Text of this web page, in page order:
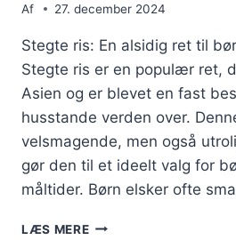
Af 27. december 2024
Stegte ris: En alsidig ret til
Stegte ris er en populær ret,
Asien og er blevet en fast
husstande verden over.
velsmagende, men også
gør den til et ideelt valg for
måltider. Børn elsker ofte
LÆS MERESTEGTE